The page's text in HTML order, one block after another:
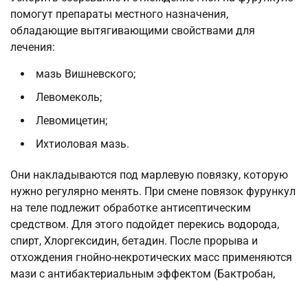
помогут препараты местного назначения,
обладающие вытягивающими свойствами для
лечения:
мазь Вишневского;
Левомеколь;
Левомицетин;
Ихтиоловая мазь.
Они накладываются под марлевую повязку, которую
нужно регулярно менять. При смене повязок фурункул
на теле подлежит обработке антисептическим
средством. Для этого подойдет перекись водорода,
спирт, Хлоргексидин, бетадин. После прорыва и
отхождения гнойно-некротических масс применяются
мази с антибактериальным эффектом (Бактробан,